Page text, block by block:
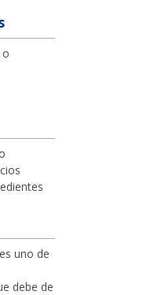
o
uno de
debe de